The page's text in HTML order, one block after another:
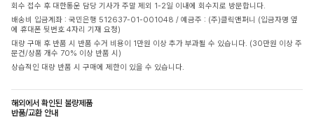
회수 접수 후 대한통운 담당 기사가 주말 제외 1-2일 이내에 회수지로 방문합니다.
배송비 입금계좌 : 국민은행 512637-01-001048 / 예금주 : (주)클릭앤퍼니 (입금자명 옆
에 휴대폰 뒷번호 4자리 기재 요청)
대량 구매 후 반품 시 반품 수거 비용이 1만원 이상 추가 부과될 수 있습니다. (30만원 이상 주
문건/상품 개수 70% 이상 반품 시)
상습적인 대량 반품 시 구매에 제한이 있을 수 있습니다.
해외에서 확인된 불량제품
반품/교환 안내